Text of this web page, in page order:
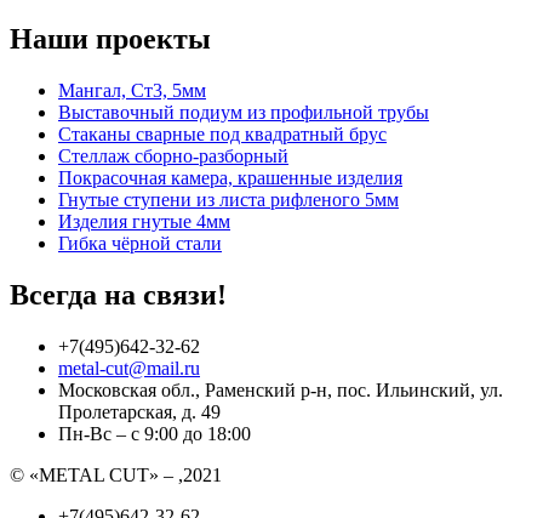
Наши проекты
Мангал, Ст3, 5мм
Выставочный подиум из профильной трубы
Стаканы сварные под квадратный брус
Стеллаж сборно-разборный
Покрасочная камера, крашенные изделия
Гнутые ступени из листа рифленого 5мм
Изделия гнутые 4мм
Гибка чёрной стали
Всегда на связи!
+7(495)642-32-62
metal-cut@mail.ru
Московская обл., Раменский р-н, пос. Ильинский, ул.
Пролетарская, д. 49
Пн-Вс – с 9:00 до 18:00
© «METAL CUT» – ,2021